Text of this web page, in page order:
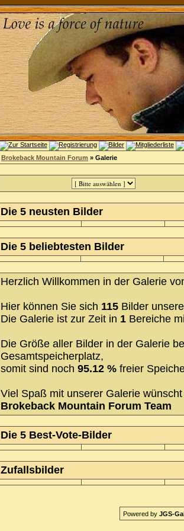
Brokeback Mountain Forum » Galerie
Die 5 neusten Bilder
Die 5 beliebtesten Bilder
Herzlich Willkommen in der Galerie
Hier können Sie sich 115 Bilder
Die Galerie ist zur Zeit in 1 Bereiche
Die Größe aller Bilder in der Galerie
Gesamtspeicherplatz,
somit sind noch 95.12 % freier
Viel Spaß mit unserer Galerie
Brokeback Mountain Forum Team
Die 5 Best-Vote-Bilder
Zufallsbilder
Powered by JGS-